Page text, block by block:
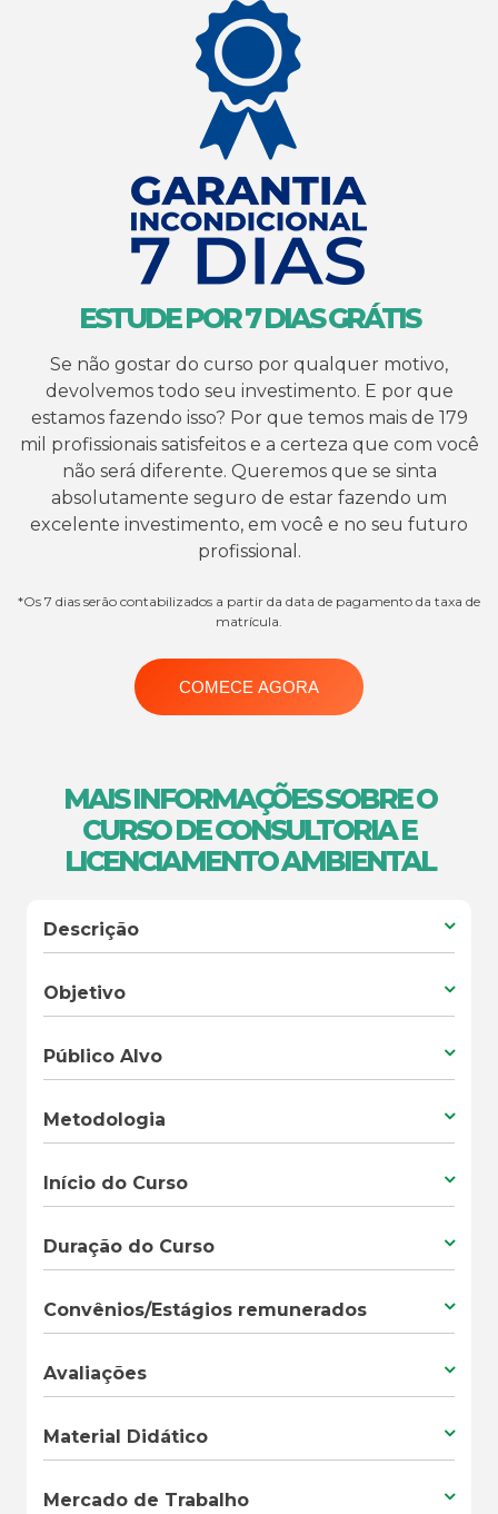
ESTUDE POR 7 DIAS GRÁTIS
Se não gostar do curso por qualquer motivo,
devolvemos todo seu investimento. E por que
estamos fazendo isso? Por que temos mais de 179
mil profissionais satisfeitos e a certeza que com você
não será diferente. Queremos que se sinta
absolutamente seguro de estar fazendo um
excelente investimento, em você e no seu futuro
profissional.
*Os 7 dias serão contabilizados a partir da data de pagamento da taxa de
matrícula.
COMECE AGORA
MAIS INFORMAÇÕES SOBRE O
CURSO DE CONSULTORIA E
LICENCIAMENTO AMBIENTAL
Descrição
Objetivo
Público Alvo
Metodologia
Início do Curso
Duração do Curso
Convênios/Estágios remunerados
Avaliações
Material Didático
Mercado de Trabalho